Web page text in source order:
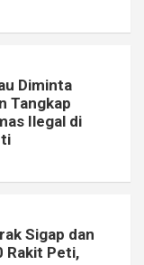
Diminta
Tangkap
Ilegal di
Sigap dan
Rakit Peti,